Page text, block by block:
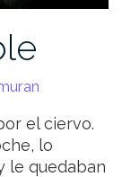
el ciervo.
lo
le quedaban